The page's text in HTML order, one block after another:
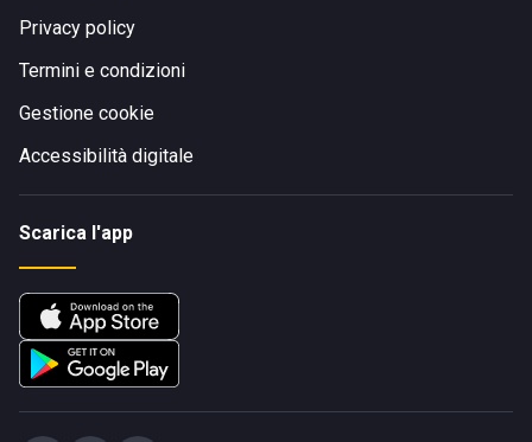
Privacy policy
Termini e condizioni
Gestione cookie
Accessibilità digitale
Scarica l'app